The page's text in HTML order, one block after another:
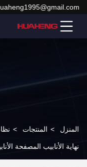
المنزل > المنتجات >
نهاية الأنابيب المصفحة